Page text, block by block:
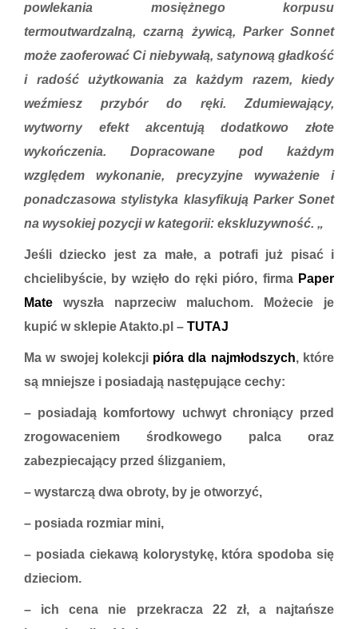
powlekania mosiężnego korpusu
termoutwardzalną, czarną żywicą, Parker Sonnet
może zaoferować Ci niebywałą, satynową gładkość
i radość użytkowania za każdym razem, kiedy
weźmiesz przybór do ręki. Zdumiewający,
wytworny efekt akcentują dodatkowo złote
wykończenia. Dopracowane pod każdym
względem wykonanie, precyzyjne wyważenie i
ponadczasowa stylistyka klasyfikują Parker Sonet
na wysokiej pozycji w kategorii: ekskluzywność. „
Jeśli dziecko jest za małe, a potrafi już pisać i
chcielibyście, by wzięło do ręki pióro, firma Paper
Mate wyszła naprzeciw maluchom. Możecie je
kupić w sklepie Atakto.pl – TUTAJ
Ma w swojej kolekcji pióra dla najmłodszych, które
są mniejsze i posiadają następujące cechy:
– posiadają komfortowy uchwyt chroniący przed
zrogowaceniem środkowego palca oraz
zabezpiecający przed ślizganiem,
– wystarczą dwa obroty, by je otworzyć,
– posiada rozmiar mini,
– posiada ciekawą kolorystykę, która spodoba się
dzieciom.
– ich cena nie przekracza 22 zł, a najtańsze